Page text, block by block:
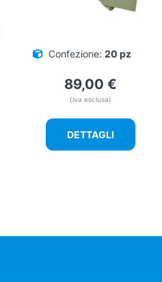
Confezione: 20 pz
89,00 €
(iva esclusa)
DETTAGLI